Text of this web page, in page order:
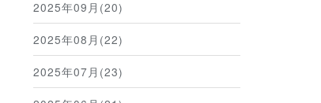
2025年09月(20)
2025年08月(22)
2025年07月(23)